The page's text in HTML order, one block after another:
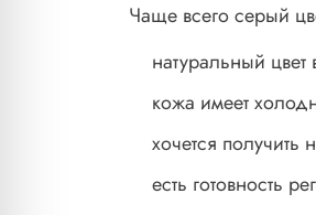
Чаще всего серый
натуральный
кожа имеет
хочется
есть готовность